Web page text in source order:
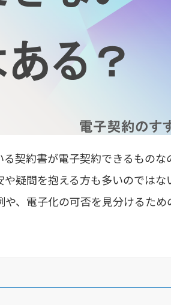
契約書が電子契約できるものな
疑問を抱える方も多いのではな
、電子化の可否を見分けるため